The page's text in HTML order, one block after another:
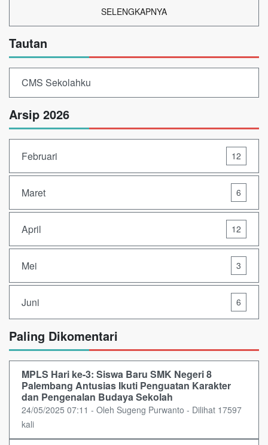
SELENGKAPNYA
Tautan
CMS Sekolahku
Arsip 2026
Februari 12
Maret 6
April 12
Mei 3
Juni 6
Paling Dikomentari
MPLS Hari ke-3: Siswa Baru SMK Negeri 8
Palembang Antusias Ikuti Penguatan Karakter
dan Pengenalan Budaya Sekolah
24/05/2025 07:11 - Oleh Sugeng Purwanto - Dilihat 17597
kali